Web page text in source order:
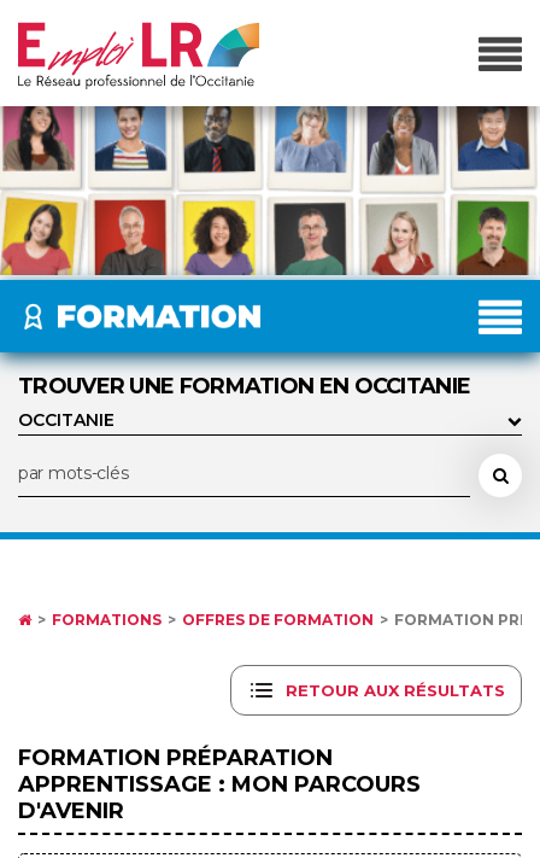
TROUVER UNE FORMATION EN OCCITANIE
FORMATIONS OFFRES DE FORMATION FORMATION
RETOUR AUX RÉSULTATS
FORMATION PRÉPARATION
APPRENTISSAGE : MON PARCOURS
D'AVENIR